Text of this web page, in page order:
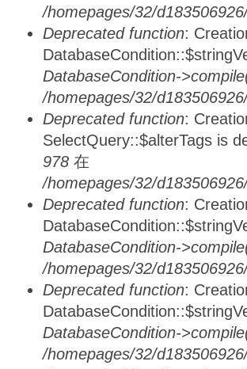
/homepages/32/
Deprecated function:
DatabaseCondition-
/homepages/32/
Deprecated function:
SelectQuery::$alterTags is
978 在
/homepages/32/
Deprecated function:
DatabaseCondition-
/homepages/32/
Deprecated function:
DatabaseCondition-
/homepages/32/